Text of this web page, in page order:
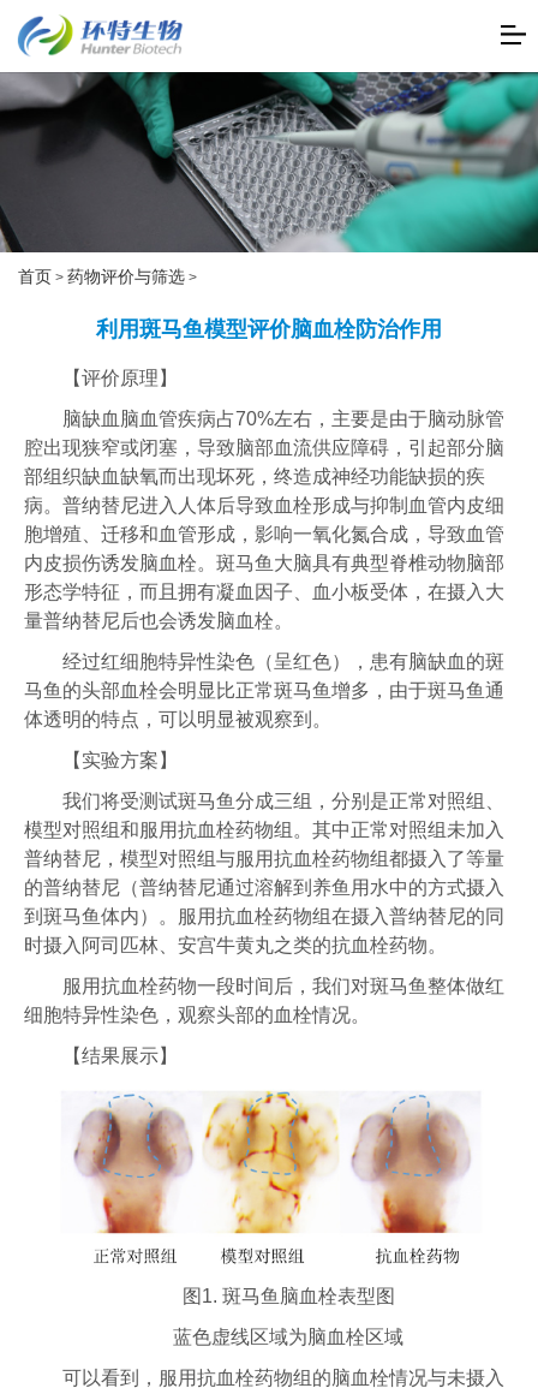
首页 > 药物评价与筛选 >
利用斑马鱼模型评价脑血栓防治作用
【评价原理】
脑缺血脑血管疾病占70%左右，主要是由于脑动脉管
腔出现狭窄或闭塞，导致脑部血流供应障碍，引起部分脑
部组织缺血缺氧而出现坏死，终造成神经功能缺损的疾
病。普纳替尼进入人体后导致血栓形成与抑制血管内皮细
胞增殖、迁移和血管形成，影响一氧化氮合成，导致血管
内皮损伤诱发脑血栓。斑马鱼大脑具有典型脊椎动物脑部
形态学特征，而且拥有凝血因子、血小板受体，在摄入大
量普纳替尼后也会诱发脑血栓。
经过红细胞特异性染色（呈红色），患有脑缺血的斑
马鱼的头部血栓会明显比正常斑马鱼增多，由于斑马鱼通
体透明的特点，可以明显被观察到。
【实验方案】
我们将受测试斑马鱼分成三组，分别是正常对照组、
模型对照组和服用抗血栓药物组。其中正常对照组未加入
普纳替尼，模型对照组与服用抗血栓药物组都摄入了等量
的普纳替尼（普纳替尼通过溶解到养鱼用水中的方式摄入
到斑马鱼体内）。服用抗血栓药物组在摄入普纳替尼的同
时摄入阿司匹林、安宫牛黄丸之类的抗血栓药物。
服用抗血栓药物一段时间后，我们对斑马鱼整体做红
细胞特异性染色，观察头部的血栓情况。
【结果展示】
图1. 斑马鱼脑血栓表型图
蓝色虚线区域为脑血栓区域
可以看到，服用抗血栓药物组的脑血栓情况与未摄入